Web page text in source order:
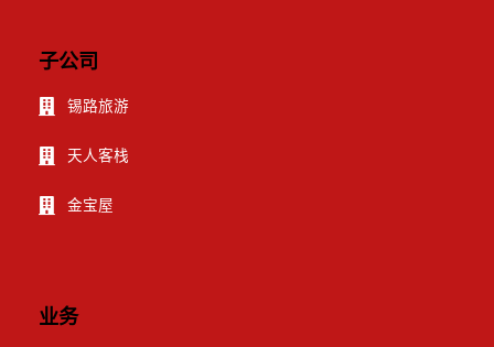
子公司
锡路旅游
天人客栈
金宝屋
业务